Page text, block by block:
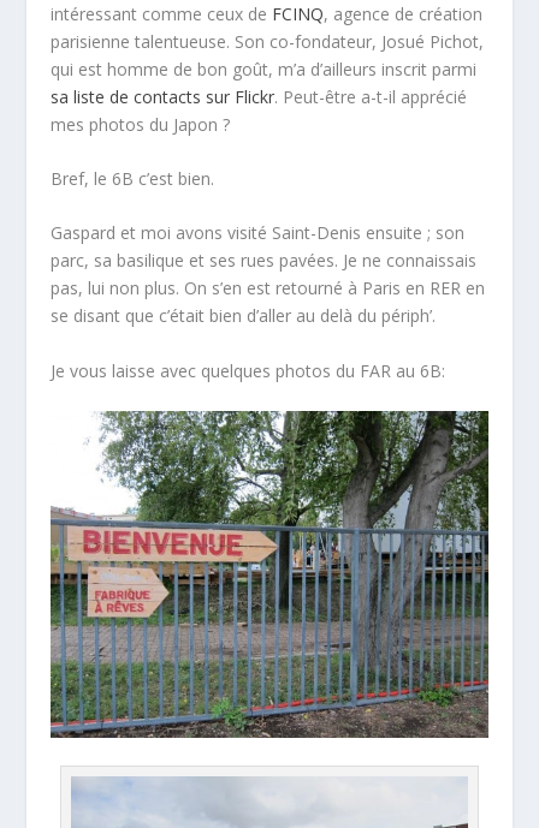
intéressant comme ceux de FCINQ, agence de création
parisienne talentueuse. Son co-fondateur, Josué Pichot,
qui est homme de bon goût, m’a d’ailleurs inscrit parmi
sa liste de contacts sur Flickr. Peut-être a-t-il apprécié
mes photos du Japon ?
Bref, le 6B c’est bien.
Gaspard et moi avons visité Saint-Denis ensuite ; son
parc, sa basilique et ses rues pavées. Je ne connaissais
pas, lui non plus. On s’en est retourné à Paris en RER en
se disant que c’était bien d’aller au delà du périph’.
Je vous laisse avec quelques photos du FAR au 6B: